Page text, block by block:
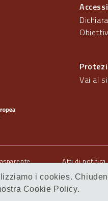
i cookies.
Cookie Policy.
Vai al
Atti di notifica